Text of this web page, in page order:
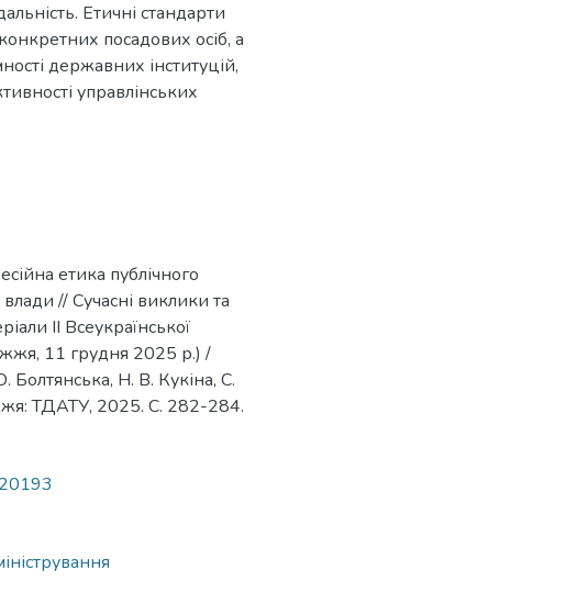
Етичні стандарти
посадових осіб, а
державних інституцій,
управлінських
етика публічного
// Сучасні виклики та
IІ Всеукраїнської
11 грудня 2025 р.) /
Болтянська, Н. В. Кукіна, С.
ТДАТУ, 2025. С. 282-284.